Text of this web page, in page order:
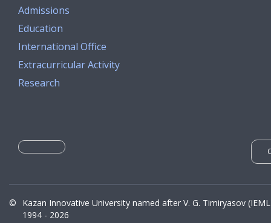
Admissions
Education
International Office
Extracurricular Activity
Research
©
Kazan Innovative University named after V. G. Timiryasov
1994 - 2026